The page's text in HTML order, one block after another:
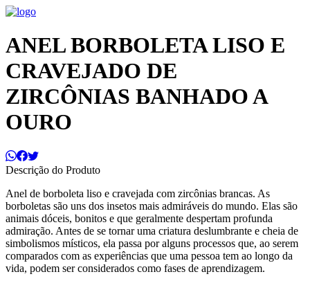
ANEL BORBOLETA LISO E
CRAVEJADO DE
ZIRCÔNIAS BANHADO A
OURO
Descrição do Produto
Anel de borboleta liso e cravejada com zircônias brancas. As
borboletas são uns dos insetos mais admiráveis do mundo. Elas são
animais dóceis, bonitos e que geralmente despertam profunda
admiração. Antes de se tornar uma criatura deslumbrante e cheia de
simbolismos místicos, ela passa por alguns processos que, ao serem
comparados com as experiências que uma pessoa tem ao longo da
vida, podem ser considerados como fases de aprendizagem.